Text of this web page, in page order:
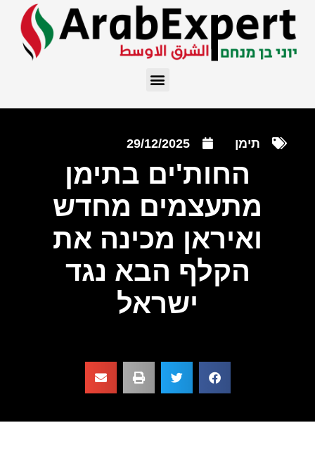
תימן 29/12/2025
החות'ים בתימן
מתעצמים מחדש
ואיראן מכינה את
הקלף הבא נגד
ישראל